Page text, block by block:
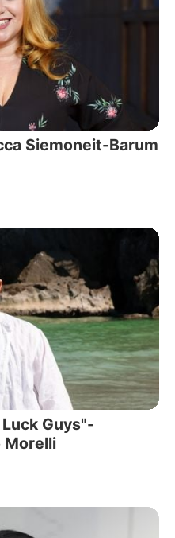
Siemoneit-Barum
Guys"-
Morelli